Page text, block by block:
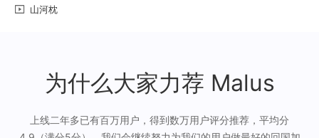
山河枕
为什么大家力荐 Malus
上线二年多已有百万用户，得到数万用户评分推荐，平均分